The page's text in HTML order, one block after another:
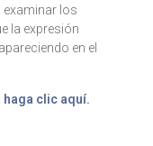
examinar los
la expresión
en el
clic aquí.